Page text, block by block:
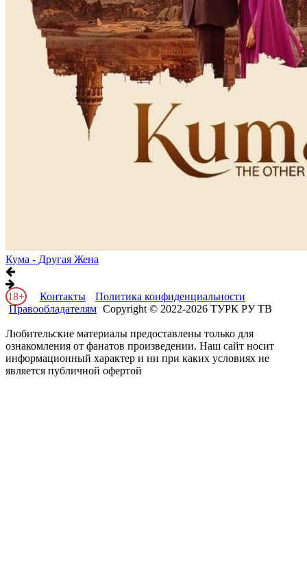
Кума - Другая Жена
18+ Контакты
Политика конфиденциальности
Правообладателям Copyright © 2022-2026 ТУРК РУ ТВ
Любительские материалы предоставлены только для
ознакомления от фанатов произведении. Наш сайт носит
информационный характер и ни при каких условиях не
является публичной офертой